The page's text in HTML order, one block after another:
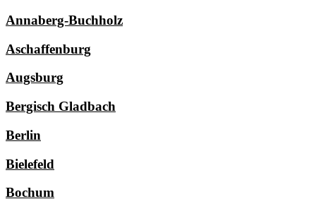
Annaberg-Buchholz
Aschaffenburg
Augsburg
Bergisch Gladbach
Berlin
Bielefeld
Bochum